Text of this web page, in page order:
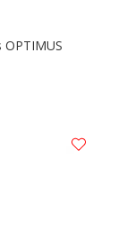
OPTIMUS